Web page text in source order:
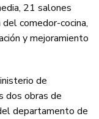
21 salones
comedor-cocina,
y mejoramiento
de
dos obras de
departamento de